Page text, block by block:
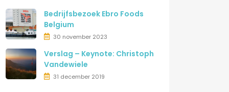
Bedrijfsbezoek Ebro Foods
Belgium
30 november 2023
Verslag – Keynote: Christoph
Vandewiele
31 december 2019